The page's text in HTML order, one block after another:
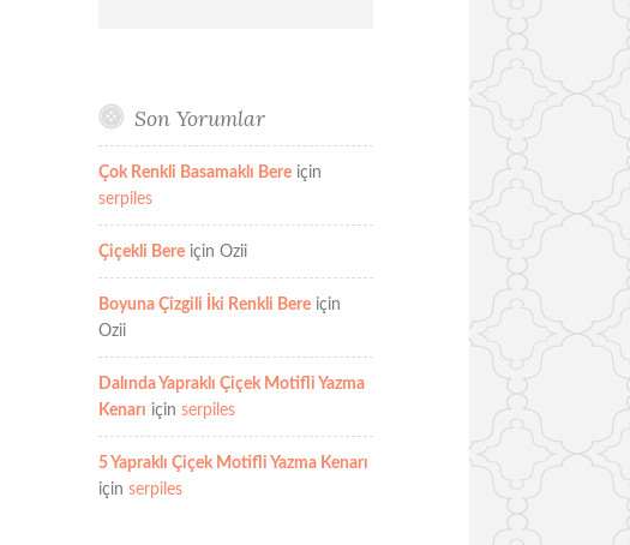
Son Yorumlar
Çok Renkli Basamaklı Bereiçin
serpiles
Çiçekli Bereiçin Ozii
Boyuna Çizgili İki Renkli Bereiçin
Ozii
Dalında Yapraklı Çiçek Motifli Yazma
Kenarı için serpiles
5 Yapraklı Çiçek Motifli Yazma Kenarı
için serpiles